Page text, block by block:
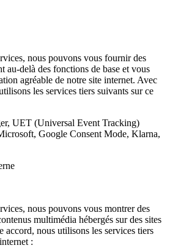
nous pouvons vous fournir des
au-delà des fonctions de base et vous
agréable de notre site internet. Avec
les services tiers suivants sur ce
UET (Universal Event Tracking)
Google Consent Mode, Klarna,
nous pouvons vous montrer des
multimédia hébergés sur des sites
accord, nous utilisons les services tiers
: